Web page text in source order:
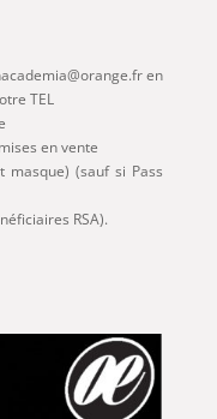
en
TEL
en vente
masque) (sauf si Pass
RSA).